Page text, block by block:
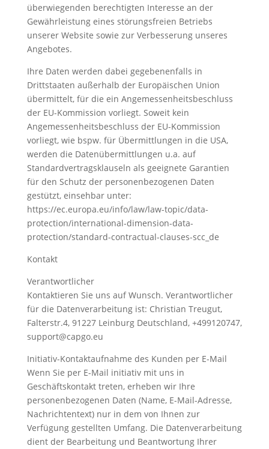
überwiegenden berechtigten Interesse an der
Gewährleistung eines störungsfreien Betriebs
unserer Website sowie zur Verbesserung unseres
Angebotes.
Ihre Daten werden dabei gegebenenfalls in
Drittstaaten außerhalb der Europäischen Union
übermittelt, für die ein Angemessenheitsbeschluss
der EU-Kommission vorliegt. Soweit kein
Angemessenheitsbeschluss der EU-Kommission
vorliegt, wie bspw. für Übermittlungen in die USA,
werden die Datenübermittlungen u.a. auf
Standardvertragsklauseln als geeignete Garantien
für den Schutz der personenbezogenen Daten
gestützt, einsehbar unter:
https://ec.europa.eu/info/law/law-topic/data-
protection/international-dimension-data-
protection/standard-contractual-clauses-scc_de
Kontakt
Verantwortlicher
Kontaktieren Sie uns auf Wunsch. Verantwortlicher
für die Datenverarbeitung ist: Christian Treugut,
Falterstr.4, 91227 Leinburg Deutschland, +499120747,
support@capgo.eu
Initiativ-Kontaktaufnahme des Kunden per E-Mail
Wenn Sie per E-Mail initiativ mit uns in
Geschäftskontakt treten, erheben wir Ihre
personenbezogenen Daten (Name, E-Mail-Adresse,
Nachrichtentext) nur in dem von Ihnen zur
Verfügung gestellten Umfang. Die Datenverarbeitung
dient der Bearbeitung und Beantwortung Ihrer